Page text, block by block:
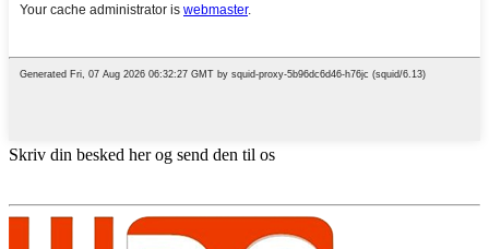
Skriv din besked her og send den til os